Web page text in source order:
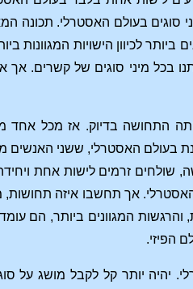
סוגים בעולם האסטרלי.
ביותר לכיוון הישויות
בכל מיני סוגים של קשרים.
התחושה בדיוק. אז מכל אחד
בעולם האסטרלי, ששני האנשים
אך תחשבו איזה תחושות,
המגוונים ביותר, הם
הפיזי.
יהיה יותר קל לקבל מושג על